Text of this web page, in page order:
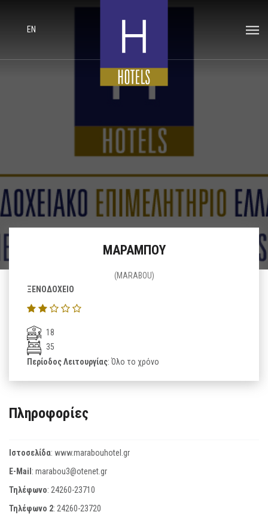
EN
ΜΑΡΑΜΠΟΥ
(MARABOU)
ΞΕΝΟΔΟΧΕΙΟ
18
35
Περίοδος Λειτουργίας: Όλο το χρόνο
Πληροφορίες
Ιστοσελίδα: www.marabouhotel.gr
E-Mail: marabou3@otenet.gr
Τηλέφωνο: 24260-23710
Τηλέφωνο 2: 24260-23720